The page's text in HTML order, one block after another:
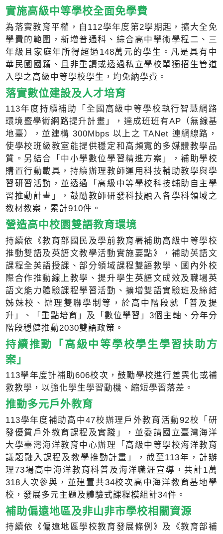
實施高級中等學校全面免學費
為落實教育平權，自112學年度第2學期起，擴大全免
學費的範圍，新增普通科、綜合高中學術學程二、三
年級且家庭年所得超過148萬元的學生。凡是具有中
華民國國籍、且非重讀或透過私立學校單獨招生管道
入學之高級中等學校學生，均免納學費。
落實數位建設及人才培育
113年度持續補助「全國高級中等學校執行智慧網路
環境暨學術網路提升計畫」，達成班班有AP（無線基
地臺），並建構 300Mbps 以上之 TANet 連網線路，
使學校班級教室能提供穩定和高頻寬的多媒體教學品
質。另結合「中小學數位學習精進方案」，補助學校
購置行動載具，持續辦理教師運用科技輔助教學與學
習研習活動，並透過「高級中等學校科技輔助自主學
習推動計畫」，鼓勵教師研發科技融入各學科領域之
教材教案，累計910件。
營造高中校園雙語教育環境
持續依《教育部國民及學前教育署補助高級中等學校
推動雙語及英語文教學活動實施要點》，補助英語文
課程全英語授課、部分領域課程雙語教學、國內外校
際合作推動線上教學、提升學生英語文成效及職場英
語文能力體驗課程學習活動、擴增雙語實驗班及締結
姊妹校、辦理雙聯學制等，於高中階段就「普及提
升」、「重點培育」及「數位學習」3個主軸、分年分
階段穩健推動2030雙語政策。
持續推動「高級中等學校學生學習扶助方
案」
113學年度計補助606校次，鼓勵學校進行差異化或補
救教學，以強化學生學習動機、縮短學習落差。
推動多元戶外教育
113學年度補助高中47校辦理戶外教育活動92校「研
發優質戶外教育課程及實踐」，並委請國立臺灣海洋
大學臺灣海洋教育中心辦理「高級中等學校海洋教育
議題融入課程及教學推動計畫」，截至113年，計辦
理73場高中海洋教育科普及海洋職涯宣導，共計1萬
318人次參與，並建置共34校次高中海洋教育基地學
校，發展多元主題及體驗式課程模組計34件。
補助偏遠地區及非山非市學校相關資源
持續依《偏遠地區學校教育發展條例》及《教育部補